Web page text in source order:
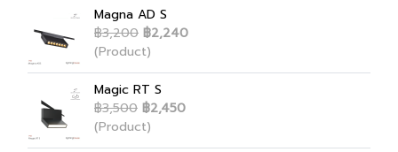
Magna AD S
฿3,200 ฿2,240
(Product)
Magic RT S
฿3,500 ฿2,450
(Product)